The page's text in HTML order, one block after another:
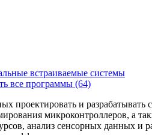
встраиваемые системы
все программы (64)
проектировать и
микроконтроллеров, а
анализ сенсорных данных и